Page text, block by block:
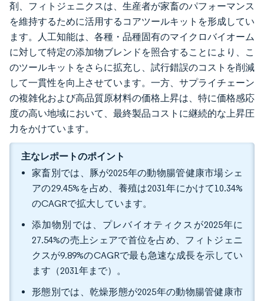
剤、フィトジェニクスは、生産者が家畜のパフォーマンス
を維持するために活用するコアツールキットを形成してい
ます。人工知能は、各種・品種固有のマイクロバイオーム
に対して特定の添加物ブレンドを照合することにより、こ
のツールキットをさらに拡充し、試行錯誤のコストを削減
して一貫性を向上させています。一方、サプライチェーン
の複雑化および高品質原材料の価格上昇は、特に価格感応
度の高い地域において、最終製品コストに継続的な上昇圧
力をかけています。
主なレポートのポイント
家畜別では、豚が2025年の動物腸管健康市場シェ
アの29.45%を占め、養殖は2031年にかけて10.34%
のCAGRで拡大しています。
添加物別では、プレバイオティクスが2025年に
27.54%の売上シェアで首位を占め、フィトジェニ
クスが9.89%のCAGRで最も急速な成長を示してい
ます（2031年まで）。
形態別では、乾燥形態が2025年の動物腸管健康市